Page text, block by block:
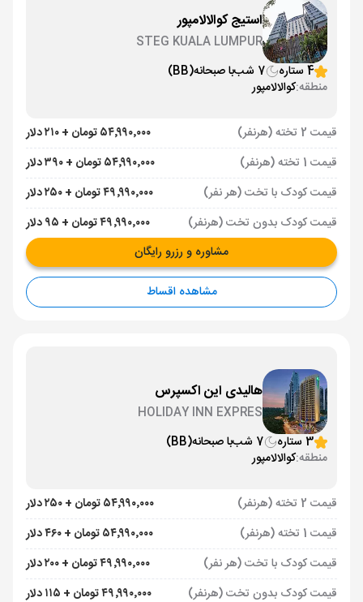
استیج کوالالامپور
STEG KUALA LUMPUR
4 ستاره
7 شب با صبحانه(BB)
منطقه:کوالالامپور
قیمت 2 تخته (هرنفر)
۵۴٬۹۹۰٬۰۰۰ تومان + ۲۱۰ دلار
قیمت 1 تخته (هرنفر)
۵۴٬۹۹۰٬۰۰۰ تومان + ۳۹۰ دلار
قیمت کودک با تخت (هر نفر)
۴۹٬۹۹۰٬۰۰۰ تومان + ۲۵۰ دلار
قیمت کودک بدون تخت (هرنفر)
۴۹٬۹۹۰٬۰۰۰ تومان + ۹۵ دلار
مشاوره و رزرو رایگان
مشاهده اقساط
هالیدی این اکسپرس
HOLIDAY INN EXPRES
3 ستاره
7 شب با صبحانه(BB)
منطقه:کوالالامپور
قیمت 2 تخته (هرنفر)
۵۴٬۹۹۰٬۰۰۰ تومان + ۲۵۰ دلار
قیمت 1 تخته (هرنفر)
۵۴٬۹۹۰٬۰۰۰ تومان + ۴۶۰ دلار
قیمت کودک با تخت (هر نفر)
۴۹٬۹۹۰٬۰۰۰ تومان + ۲۰۰ دلار
قیمت کودک بدون تخت (هرنفر)
۴۹٬۹۹۰٬۰۰۰ تومان + ۱۱۵ دلار